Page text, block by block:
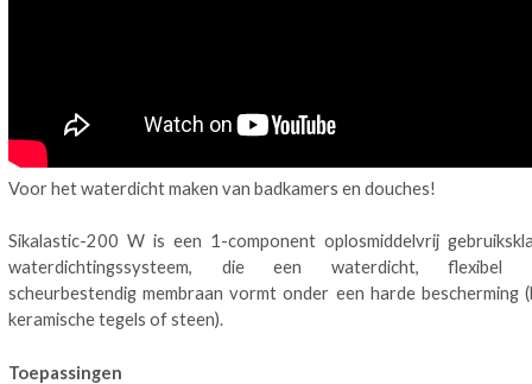
Voor het waterdicht maken van badkamers en douches!
Sikalastic-200 W is een 1-component oplosmiddelvrij
waterdichtingssysteem, die een waterdicht, flexibel
scheurbestendig membraan vormt onder een harde bescherming
keramische tegels of steen).
Toepassingen